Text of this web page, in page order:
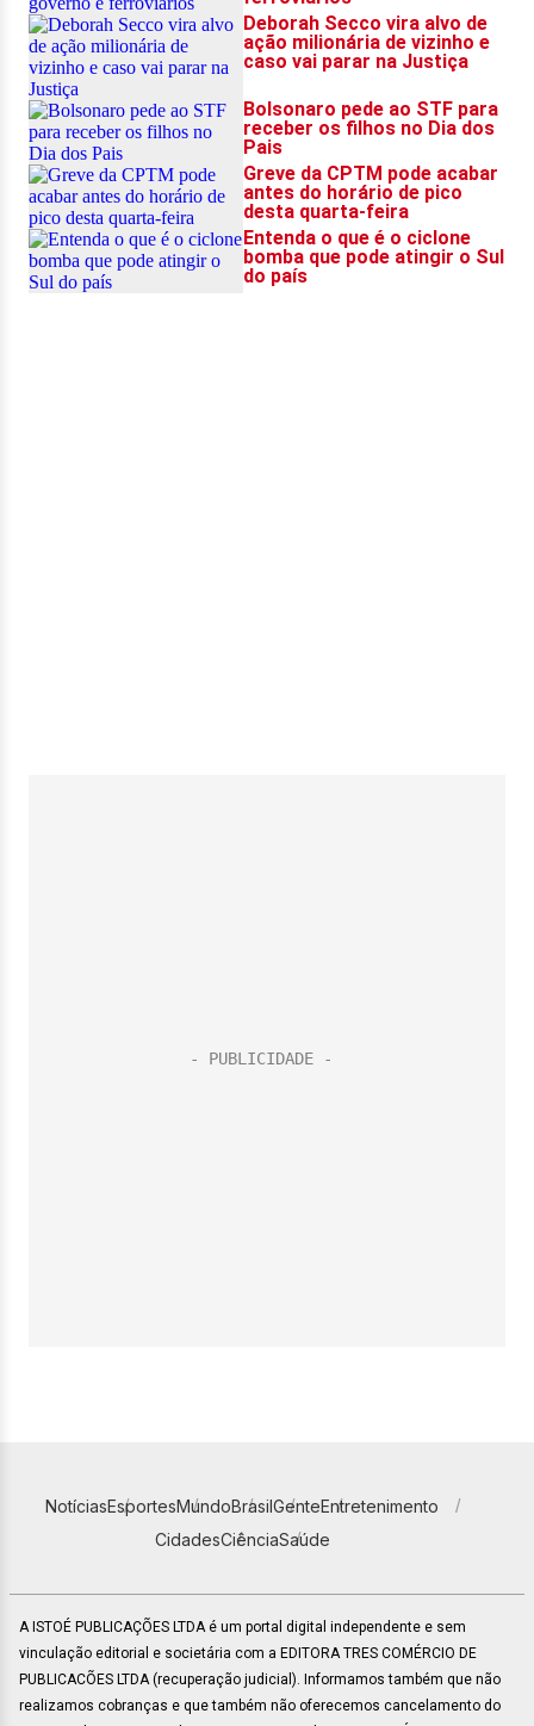
NotíciasEsportesMundoBrasilGenteEntretenimento
CidadesCiênciaSaúde
A ISTOÉ PUBLICAÇÕES LTDA é um portal digital independente e sem
vinculação editorial e societária com a EDITORA TRES COMÉRCIO DE
PUBLICACÕES LTDA (recuperação judicial). Informamos também que não
realizamos cobranças e que também não oferecemos cancelamento do